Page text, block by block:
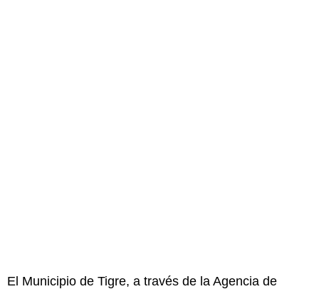
El Municipio de Tigre, a través de la Agencia de